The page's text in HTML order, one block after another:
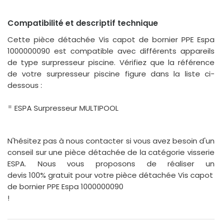
Compatibilité et descriptif technique
Cette pièce détachée Vis capot de bornier PPE Espa
1000000090 est compatible avec différents appareils
de type surpresseur piscine. Vérifiez que la référence
de votre surpresseur piscine figure dans la liste ci-
dessous :
ESPA Surpresseur MULTIPOOL
N'hésitez pas à nous contacter si vous avez besoin d'un
conseil sur une pièce détachée de la catégorie visserie
ESPA. Nous vous proposons de réaliser un
devis 100% gratuit pour votre pièce détachée Vis capot
de bornier PPE Espa 1000000090
!